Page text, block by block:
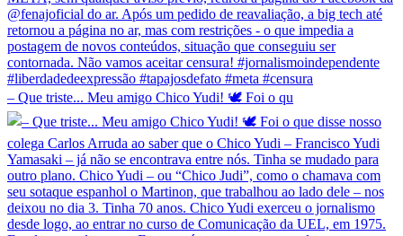
– Que triste... Meu amigo Chico Yudi! 🕊️ Foi o qu